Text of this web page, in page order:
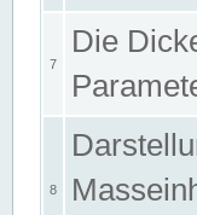
7
Die
8